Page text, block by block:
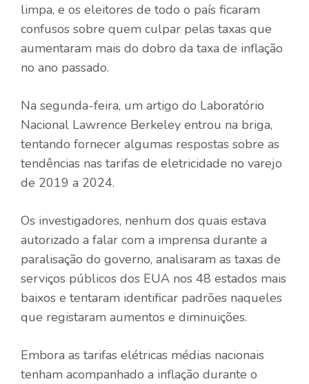
limpa, e os eleitores de todo o país ficaram
confusos sobre quem culpar pelas taxas que
aumentaram mais do dobro da taxa de inflação
no ano passado.
Na segunda-feira, um artigo do Laboratório
Nacional Lawrence Berkeley entrou na briga,
tentando fornecer algumas respostas sobre as
tendências nas tarifas de eletricidade no varejo
de 2019 a 2024.
Os investigadores, nenhum dos quais estava
autorizado a falar com a imprensa durante a
paralisação do governo, analisaram as taxas de
serviços públicos dos EUA nos 48 estados mais
baixos e tentaram identificar padrões naqueles
que registaram aumentos e diminuições.
Embora as tarifas elétricas médias nacionais
tenham acompanhado a inflação durante o